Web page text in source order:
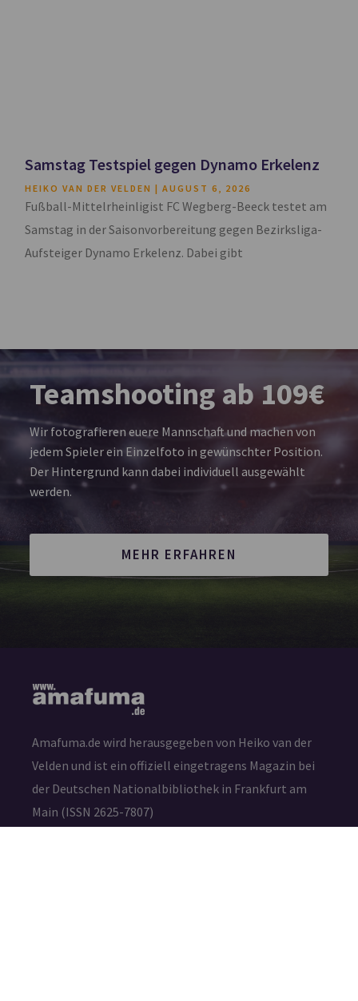
Samstag Testspiel gegen Dynamo Erkelenz
HEIKO VAN DER VELDEN AUGUST 6, 2026
Fußball-Mittelrheinligist FC Wegberg-Beeck testet am
Samstag in der Saisonvorbereitung gegen Bezirksliga-
Aufsteiger Dynamo Erkelenz. Dabei gibt
Teamshooting ab 109€
Wir fotografieren euere Mannschaft und machen von
jedem Spieler ein Einzelfoto in gewünschter Position.
Der Hintergrund kann dabei individuell ausgewählt
werden.
MEHR ERFAHREN
Amafuma.de wird herausgegeben von Heiko van der
Velden und ist ein offiziell eingetragens Magazin bei
der Deutschen Nationalbibliothek in Frankfurt am
Main (ISSN 2625-7807)